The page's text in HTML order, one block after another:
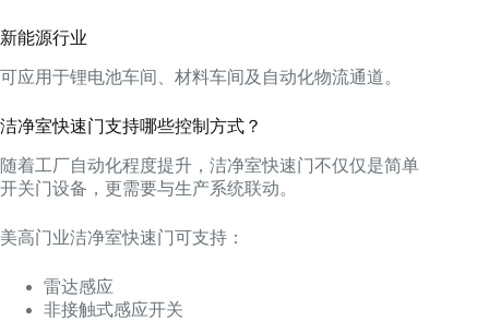
新能源行业
可应用于锂电池车间、材料车间及自动化物流通道。
洁净室快速门支持哪些控制方式？
随着工厂自动化程度提升，洁净室快速门不仅仅是简单
开关门设备，更需要与生产系统联动。
美高门业洁净室快速门可支持：
雷达感应
非接触式感应开关